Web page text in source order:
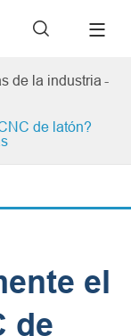

de la industria
de latón?
el
de